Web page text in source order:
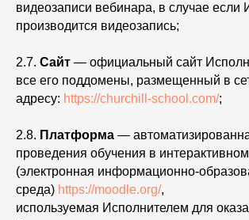
видеозаписи вебинара, в случае если
производится видеозапись;
2.7. Сайт — официальный сайт
все его поддомены, размещенный в
адресу: https://churchill-school.com/;
2.8. Платформа —
проведения обучения в
(электронная информационно-
среда) https://moodle.org/,
используемая Исполнителем для